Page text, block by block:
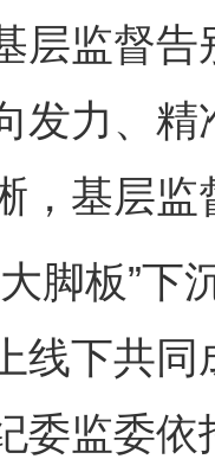
层监督告
发力、
，基层监
板”下
线下共同
委监委依